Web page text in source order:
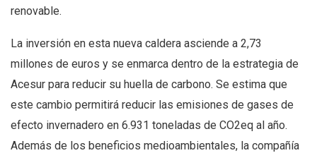
renovable.
La inversión en esta nueva caldera asciende a 2,73
millones de euros y se enmarca dentro de la estrategia de
Acesur para reducir su huella de carbono. Se estima que
este cambio permitirá reducir las emisiones de gases de
efecto invernadero en 6.931 toneladas de CO2eq al año.
Además de los beneficios medioambientales, la compañía